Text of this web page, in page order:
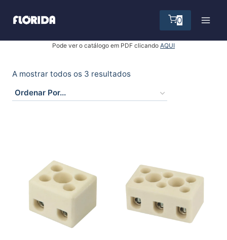
0
Pode ver o catálogo em PDF clicando AQUI
A mostrar todos os 3 resultados